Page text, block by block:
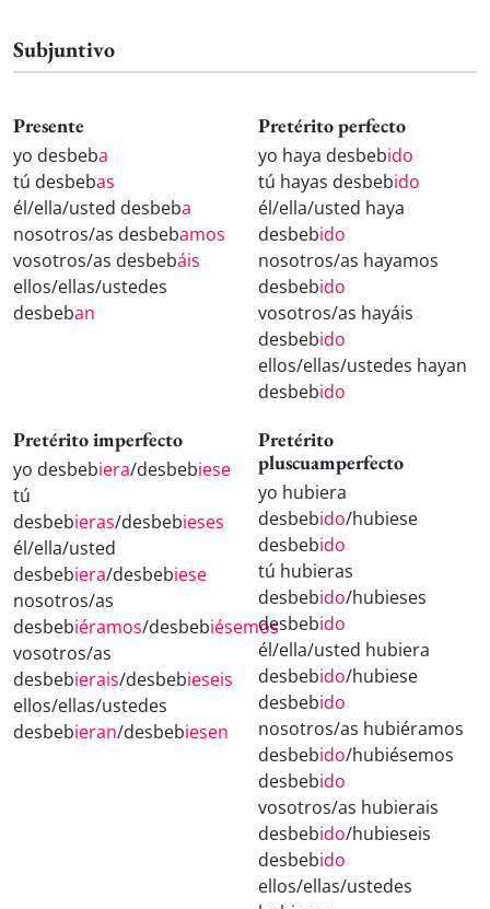
Subjuntivo
Presente
yo desbeba
tú desbebas
él/ella/usted desbeba
nosotros/as desbebamos
vosotros/as desbebáis
ellos/ellas/ustedes
desbeban
Pretérito perfecto
yo haya desbebido
tú hayas desbebido
él/ella/usted haya
desbebido
nosotros/as hayamos
desbebido
vosotros/as hayáis
desbebido
ellos/ellas/ustedes hayan
desbebido
Pretérito imperfecto
yo desbebiera/desbebiese
tú
desbebieras/desbebieses
él/ella/usted
desbebiera/desbebiese
nosotros/as
desbebiéramos/desbebiésemos
vosotros/as
desbebierais/desbebieseis
ellos/ellas/ustedes
desbebieran/desbebiesen
Pretérito
pluscuamperfecto
yo hubiera
desbebido/hubiese
desbebido
tú hubieras
desbebido/hubieses
desbebido
él/ella/usted hubiera
desbebido/hubiese
desbebido
nosotros/as hubiéramos
desbebido/hubiésemos
desbebido
vosotros/as hubierais
desbebido/hubieseis
desbebido
ellos/ellas/ustedes